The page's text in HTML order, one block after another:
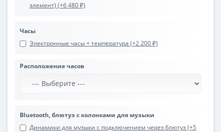
элемент) (+6 480 ₽)
Часы
Электронные часы + температура (+2 200 ₽)
Расположение часов
Bluetooth, блютуз с колонками для музыки
Динамики для музыки с подключением через блютуз (+5